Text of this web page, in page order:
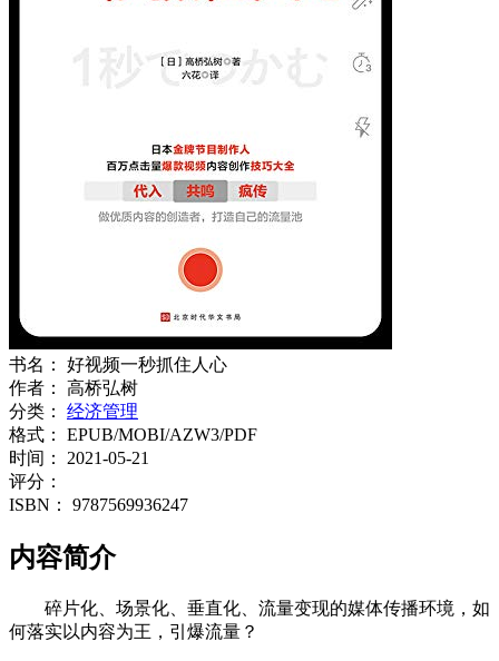
书名：
好视频一秒抓住人心
作者：
高桥弘树
分类：
经济管理
格式：
EPUB/MOBI/AZW3/PDF
时间：
2021-05-21
评分：
ISBN：
9787569936247
内容简介
碎片化、场景化、垂直化、流量变现的媒体传播环境，如
何落实以内容为王，引爆流量？